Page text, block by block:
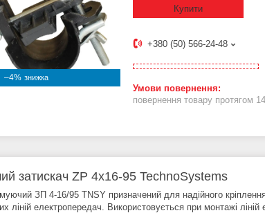
–4%
Купити
+380 (50) 566-24-48
повернення товару протягом
затискач ZP 4х16-95 TechnoSystems
ЗП 4-16/95 TNSY призначений для надійного
ліній електропередач. Використовується при монтажі